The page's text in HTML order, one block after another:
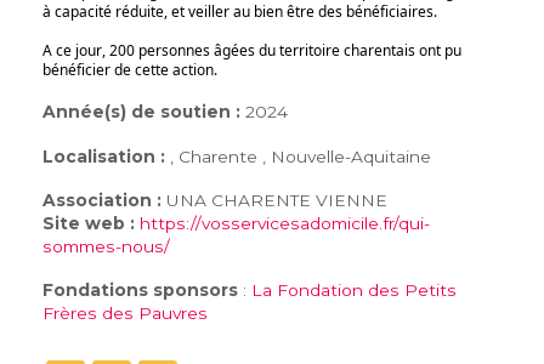
à capacité réduite, et veiller au bien être des bénéficiaires.
A ce jour, 200 personnes âgées du territoire charentais ont pu
bénéficier de cette action.
Année(s) de soutien : 2024
Localisation : , Charente , Nouvelle-Aquitaine
Association : UNA CHARENTE VIENNE
Site web : https://vosservicesadomicile.fr/qui-
sommes-nous/
Fondations sponsors: La Fondation des Petits
Frères des Pauvres